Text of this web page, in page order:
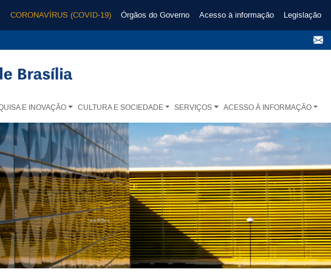
CORONAVÍRUS (COVID-19) Órgãos do Governo Acesso à informação Legislação
E INOVAÇÃO CULTURA E SOCIEDADE SERVIÇOS ACESSO À INFORMAÇÃO